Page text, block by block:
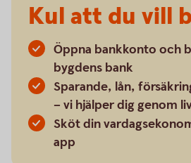
Kul att du vill
Öppna bankkonto och
bygdens bank
Sparande, lån,
– vi hjälper dig genom
Sköt din
app